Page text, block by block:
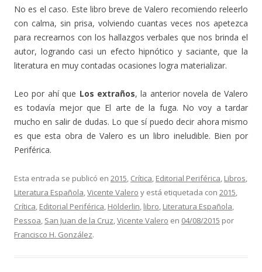
No es el caso. Este libro breve de Valero recomiendo releerlo
con calma, sin prisa, volviendo cuantas veces nos apetezca
para recrearnos con los hallazgos verbales que nos brinda el
autor, logrando casi un efecto hipnótico y saciante, que la
literatura en muy contadas ocasiones logra materializar.
Leo por ahí que Los extraños, la anterior novela de Valero
es todavía mejor que El arte de la fuga. No voy a tardar
mucho en salir de dudas. Lo que sí puedo decir ahora mismo
es que esta obra de Valero es un libro ineludible. Bien por
Periférica.
Esta entrada se publicó en 2015, Crítica, Editorial Periférica, Libros,
Literatura Española,Vicente Valero y está etiquetada con 2015,
Crítica, Editorial Periférica, Hölderlin, libro, Literatura Española,
Pessoa, San Juan de la Cruz,Vicente Valero en 04/08/2015 por
Francisco H. González.